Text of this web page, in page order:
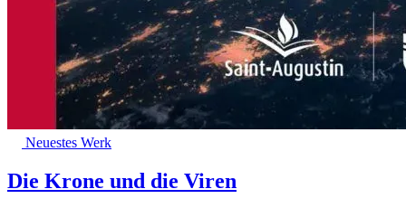
Neuestes Werk
Die Krone und die Viren